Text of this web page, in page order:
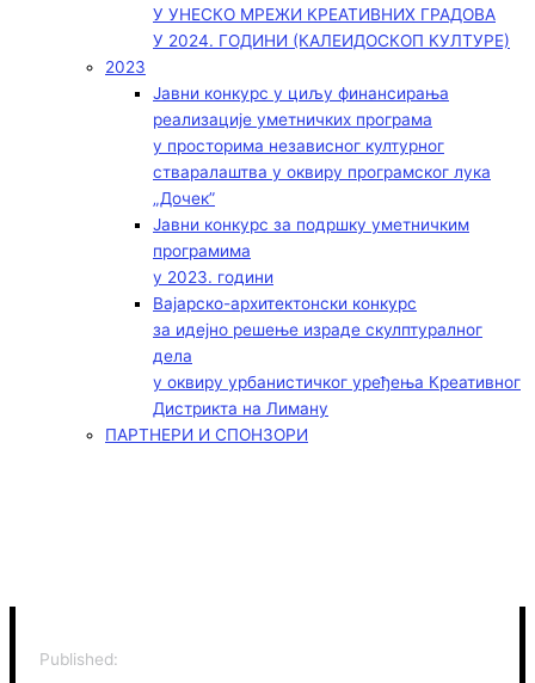
У УНЕСКО МРЕЖИ КРЕАТИВНИХ ГРАДОВА
У 2024. ГОДИНИ (КАЛЕИДОСКОП КУЛТУРЕ)
2023
Јавни конкурс у циљу финансирања
реализације уметничких програма
у просторима независног културног
стваралаштва у оквиру програмског лука
„Дочек”
Јавни конкурс за подршку уметничким
програмима
у 2023. години
Вајарско-архитектонски конкурс
за идејно решење израде скулптуралног
дела
у оквиру урбанистичког уређења Креативног
Дистрикта на Лиману
ПАРТНЕРИ И СПОНЗОРИ
Published: